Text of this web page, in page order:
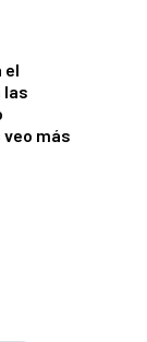
el
las
más